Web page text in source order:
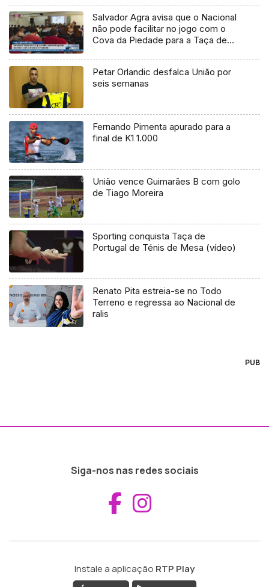
Salvador Agra avisa que o Nacional
não pode facilitar no jogo com o
Cova da Piedade para a Taça de
Petar Orlandic desfalca União por
seis semanas
Fernando Pimenta apurado para a
final de K1 1.000
União vence Guimarães B com golo
de Tiago Moreira
Sporting conquista Taça de
Portugal de Ténis de Mesa (vídeo)
Renato Pita estreia-se no Todo
Terreno e regressa ao Nacional de
ralis
PUB
Siga-nos nas redes sociais
Aceder ao
Instale a aplicação RTP Play